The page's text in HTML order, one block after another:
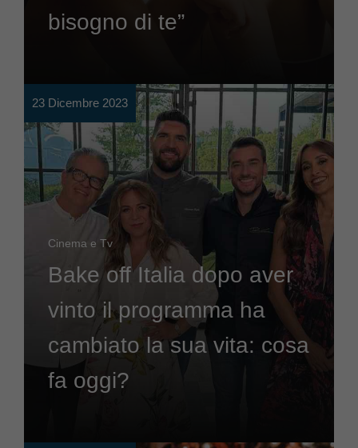
bisogno di te”
23 Dicembre 2023
Cinema e Tv
Bake off Italia dopo aver
vinto il programma ha
cambiato la sua vita: cosa
fa oggi?